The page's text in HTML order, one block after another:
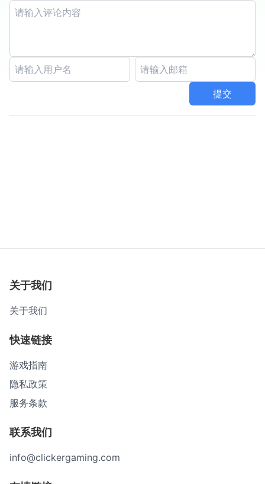
提交
关于我们
关于我们
快速链接
游戏指南
隐私政策
服务条款
联系我们
info@clickergaming.com